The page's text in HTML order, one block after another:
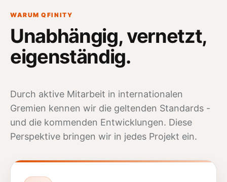
WARUM QFINITY
Unabhängig, vernetzt,
eigenständig.
Durch aktive Mitarbeit in internationalen
Gremien kennen wir die geltenden Standards -
und die kommenden Entwicklungen. Diese
Perspektive bringen wir in jedes Projekt ein.